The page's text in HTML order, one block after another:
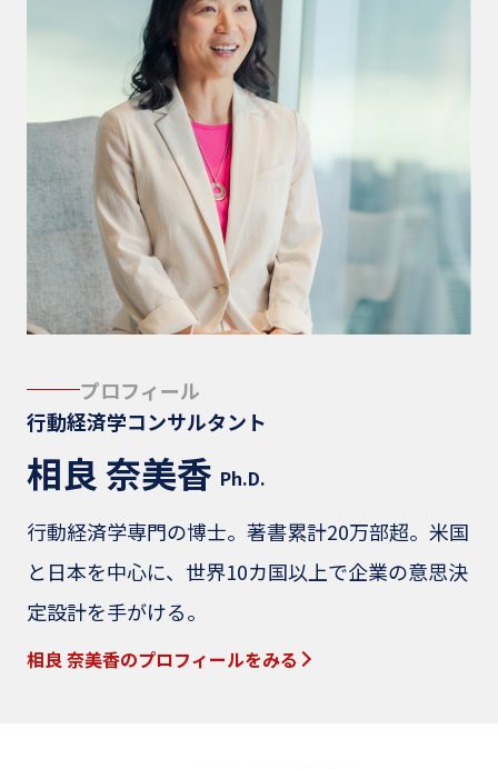
プロフィール
行動経済学コンサルタント
相良 奈美香 Ph.D.
行動経済学専門の博士。著書累計20万部超。米国
と日本を中心に、世界10カ国以上で企業の意思決
定設計を手がける。
相良 奈美香のプロフィールをみる